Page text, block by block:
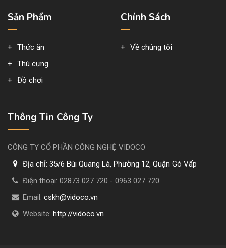
Sản Phẩm
Thức ăn
Thú cưng
Đồ chơi
Chính Sách
Về chúng tôi
Thông Tin Công Ty
CÔNG TY CỔ PHẦN CÔNG NGHỆ VIDOCO
Địa chỉ: 35/6 Bùi Quang Là, Phường 12, Quận Gò Vấp
Điện thoại: 02873 027 720 - 0963 027 720
Email: cskh@vidoco.vn
Website: http://vidoco.vn